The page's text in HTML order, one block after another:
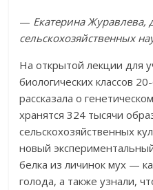
— Екатерина Журавлева,
сельскохозяйственных
На открытой лекции для
биологических классов
рассказала о
хранятся 324 тысячи
сельскохозяйственных
новый
белка из личинок мух —
голода, а также узнали,